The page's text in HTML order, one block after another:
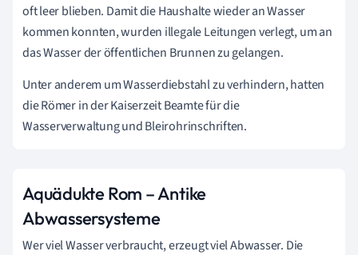
oft leer blieben. Damit die Haushalte wieder an Wasser
kommen konnten, wurden illegale Leitungen verlegt, um an
das Wasser der öffentlichen Brunnen zu gelangen.
Unter anderem um Wasserdiebstahl zu verhindern, hatten
die Römer in der Kaiserzeit Beamte für die
Wasserverwaltung und Bleirohrinschriften.
Aquädukte Rom – Antike
Abwassersysteme
Wer viel Wasser verbraucht, erzeugt viel Abwasser. Die